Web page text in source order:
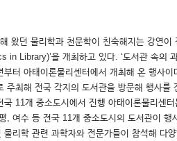
왔던 물리학과 천문학이 친숙해지는 강
Library)’을 개최하고 있다. ‘도서관 속
터 아태이론물리센터에서 개최해 온 행사
주최해 전국 각지의 도서관을 방문해 행사
11개 중소도시에서 진행 아태이론물리센
여수 등 전국 11개 중소도시의 도서관이
리학 관련 과학자와 전문가들이 참석해